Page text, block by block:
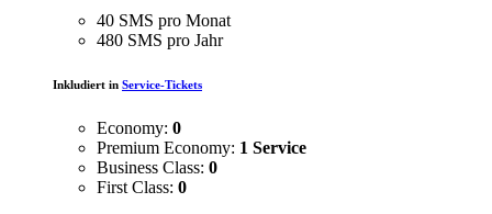
40 SMS pro Monat
480 SMS pro Jahr
Inkludiert in Service-Tickets
Economy: 0
Premium Economy: 1 Service
Business Class: 0
First Class: 0